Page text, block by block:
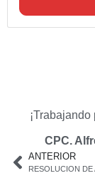
CPC.
ANTERIOR